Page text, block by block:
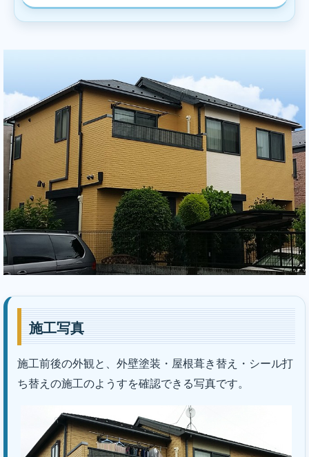
施工写真
施工前後の外観と、外壁塗装・屋根葺き替え・シール打
ち替えの施工のようすを確認できる写真です。
株式会社丸巧